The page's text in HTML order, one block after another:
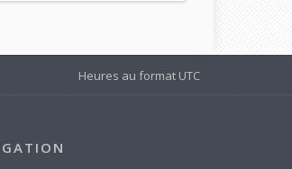
Heures au format UTC